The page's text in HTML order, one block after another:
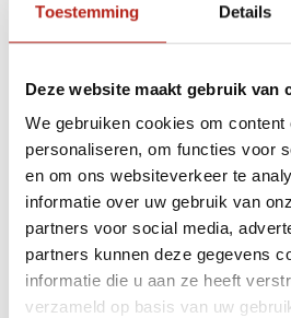
Toestemming Details
Deze website maakt gebruik van
We gebruiken cookies om content
personaliseren, om functies voor
en om ons websiteverkeer te
informatie over uw gebruik van
partners voor social media,
partners kunnen deze gegevens
informatie die u aan ze heeft
verzameld op basis van uw
Apply filters
Axis
Pads zwart/wit
Producten
Filter